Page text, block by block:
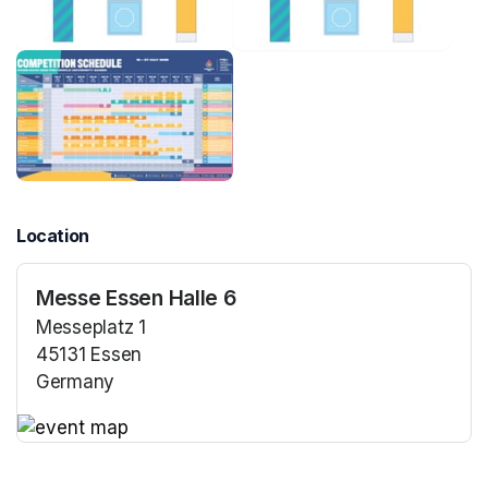
Location
Messe Essen Halle 6
Messeplatz 1
45131 Essen
Germany